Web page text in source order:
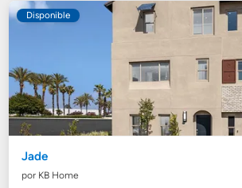
Disponible
Jade
por KB Home